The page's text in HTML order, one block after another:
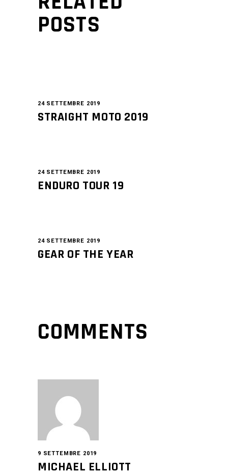
POSTS
24 SETTEMBRE 2019
STRAIGHT MOTO 2019
24 SETTEMBRE 2019
ENDURO TOUR 19
24 SETTEMBRE 2019
GEAR OF THE YEAR
COMMENTS
9 SETTEMBRE 2019
MICHAEL ELLIOTT